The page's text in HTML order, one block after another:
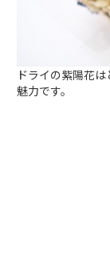
ドライの紫陽花
魅力です。